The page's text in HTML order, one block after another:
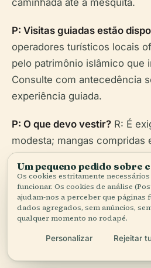
caminhada até a mesquita.
P: Visitas guiadas estão
operadores turísticos locais
pelo patrimônio islâmico que
Consulte com antecedência
experiência guiada.
P: O que devo vestir? R: É
modesta; mangas compridas
homens e mulheres.
Visuais
Um pequeno pedido sobre
Os cookies estritamente necessários
funcionar. Os cookies de análise
ajudam-nos a perceber que páginas
dados agregados, sem anúncios,
qualquer momento no rodapé.
Personalizar Rejeitar